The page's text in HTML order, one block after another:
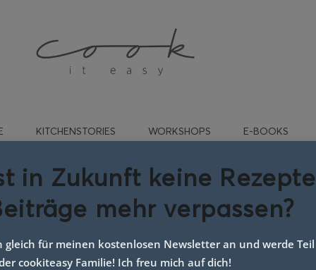
KITCHENSTORIES WORKSHOPS E-BOOKS
und sahne sauce
in Zukunft keine Rezepte
mehr verpassen?
gleich für meinen kostenlosen Newsletter an und werde Teil
cookiteasy Familie! Ich freu mich auf dich!